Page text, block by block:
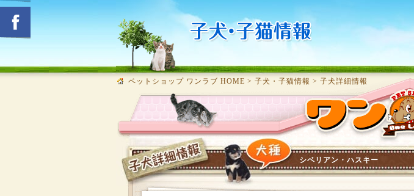
ペットショップ ワンラブ HOME > 子犬・子猫情報 > 子犬詳細情報
シベリアン・ハスキー